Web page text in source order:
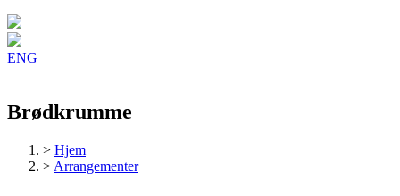
ENG
Brødkrumme
> Hjem
> Arrangementer